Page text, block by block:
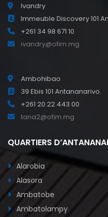
Ivandry
Immeuble Discovery 101
+261 34 98 671 10
ivandry@ofim.mg
Ambohibao
39 Ebis 101 Antananarivo.
+261 20 22 443 00
tana2@ofim.mg
QUARTIERS
Alarobia
Alasora
Ambatobe
Ambatolampy